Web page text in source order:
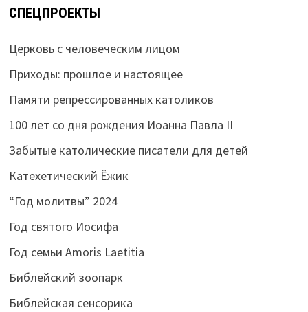
СПЕЦПРОЕКТЫ
Церковь с человеческим лицом
Приходы: прошлое и настоящее
Памяти репрессированных католиков
100 лет со дня рождения Иоанна Павла II
Забытые католические писатели для детей
Катехетический Ёжик
“Год молитвы” 2024
Год святого Иосифа
Год семьи Amoris Laetitia
Библейский зоопарк
Библейская сенсорика